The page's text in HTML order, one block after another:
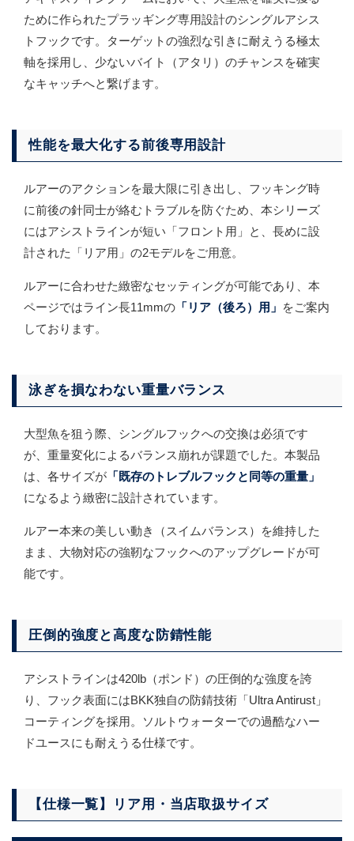
ために作られたプラッギング専用設計のシングルアシス
トフックです。ターゲットの強烈な引きに耐えうる極太
軸を採用し、少ないバイト（アタリ）のチャンスを確実
なキャッチへと繋げます。
性能を最大化する前後専用設計
ルアーのアクションを最大限に引き出し、フッキング時
に前後の針同士が絡むトラブルを防ぐため、本シリーズ
にはアシストラインが短い「フロント用」と、長めに設
計された「リア用」の2モデルをご用意。
ルアーに合わせた緻密なセッティングが可能であり、本
ページではライン長11mmの 「リア（後ろ）用」 をご案内
しております。
泳ぎを損なわない重量バランス
大型魚を狙う際、シングルフックへの交換は必須です
が、重量変化によるバランス崩れが課題でした。本製品
は、各サイズが 「既存のトレブルフックと同等の重量」
になるよう緻密に設計されています。
ルアー本来の美しい動き（スイムバランス）を維持した
まま、大物対応の強靭なフックへのアップグレードが可
能です。
圧倒的強度と高度な防錆性能
アシストラインは420lb（ポンド）の圧倒的な強度を誇
り、フック表面にはBKK独自の防錆技術「Ultra Antirust」
コーティングを採用。ソルトウォーターでの過酷なハー
ドユースにも耐えうる仕様です。
【仕様一覧】リア用・当店取扱サイズ